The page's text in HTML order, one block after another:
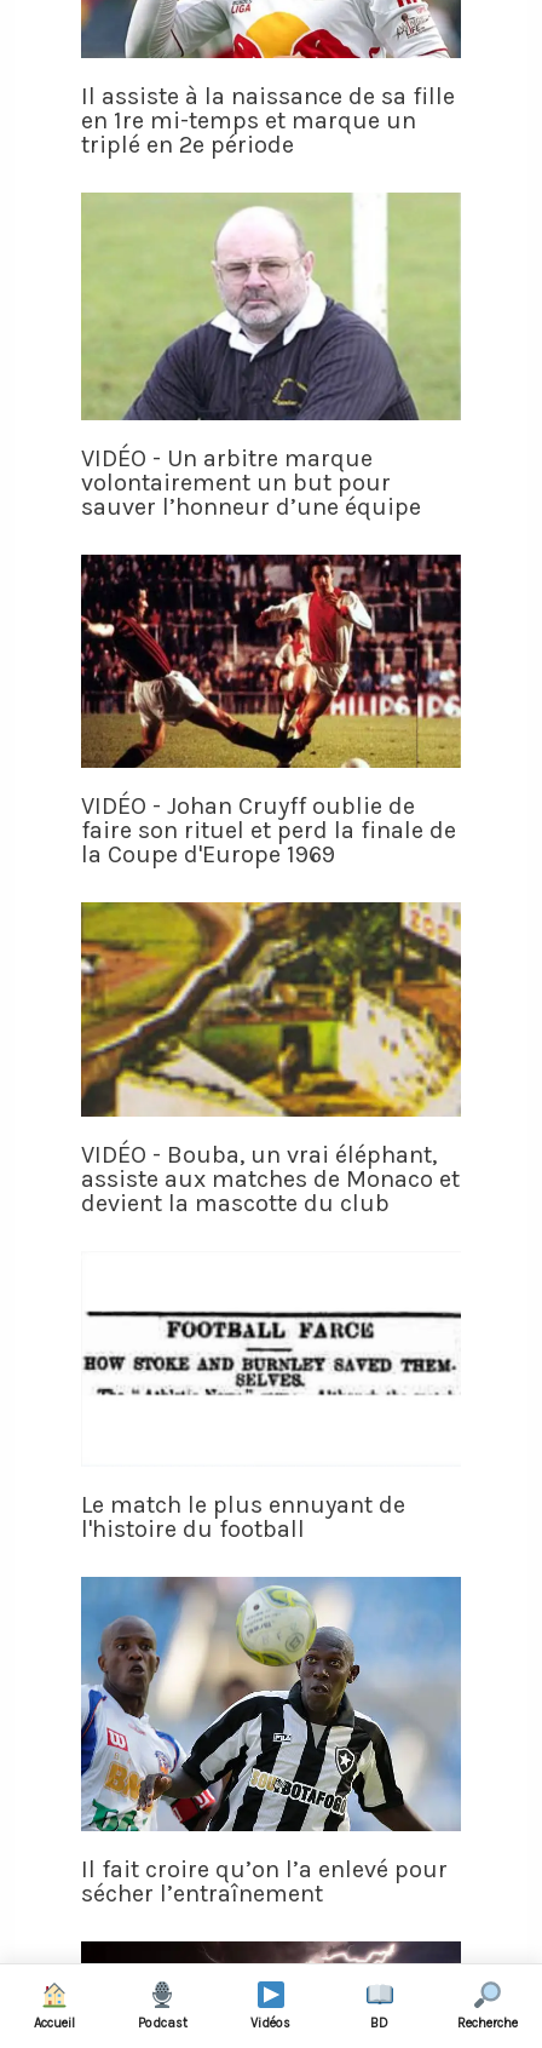
Il assiste à la naissance de sa fille
en 1re mi-temps et marque un
triplé en 2e période
VIDÉO - Un arbitre marque
volontairement un but pour
sauver l’honneur d’une équipe
VIDÉO - Johan Cruyff oublie de
faire son rituel et perd la finale de
la Coupe d'Europe 1969
VIDÉO - Bouba, un vrai éléphant,
assiste aux matches de Monaco et
devient la mascotte du club
Le match le plus ennuyant de
l'histoire du football
Il fait croire qu’on l’a enlevé pour
sécher l’entraînement
Accueil Podcast Vidéos BD Recherche